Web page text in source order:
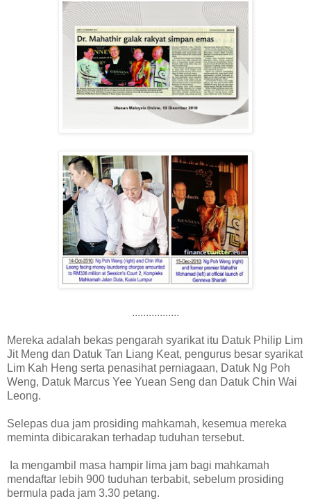
.................
Mereka adalah bekas pengarah syarikat itu Datuk Philip Lim
Jit Meng dan Datuk Tan Liang Keat, pengurus besar syarikat
Lim Kah Heng serta penasihat perniagaan, Datuk Ng Poh
Weng, Datuk Marcus Yee Yuean Seng dan Datuk Chin Wai
Leong.
Selepas dua jam prosiding mahkamah, kesemua mereka
meminta dibicarakan terhadap tuduhan tersebut.
Ia mengambil masa hampir lima jam bagi mahkamah
mendaftar lebih 900 tuduhan terbabit, sebelum prosiding
bermula pada jam 3.30 petang.